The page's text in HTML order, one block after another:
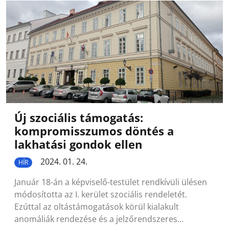
Új szociális támogatás:
kompromisszumos döntés a
lakhatási gondok ellen
HÍR
2024. 01. 24.
Január 18-án a képviselő-testület rendkívüli ülésen
módosította az I. kerület szociális rendeletét.
Ezúttal az oltástámogatások körül kialakult
anomáliák rendezése és a jelzőrendszeres…